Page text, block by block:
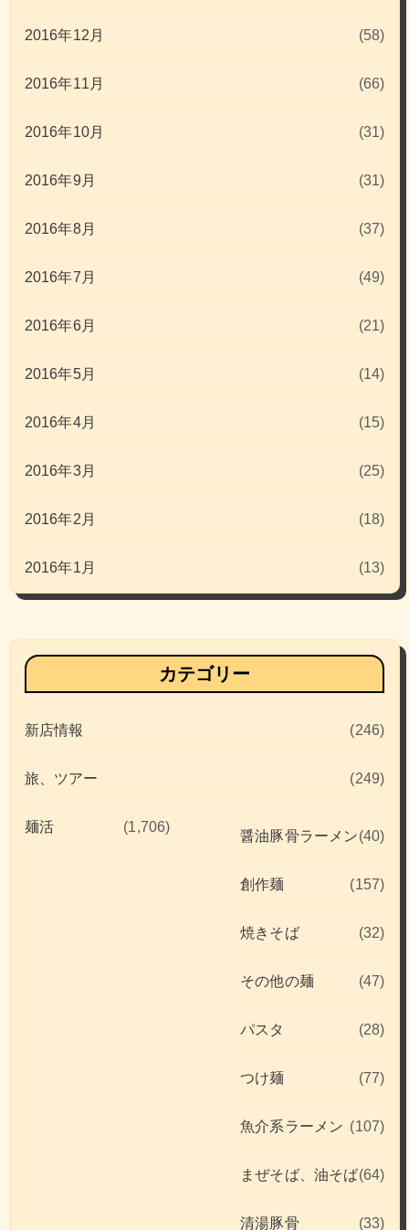
2016年12月 (58)
2016年11月 (66)
2016年10月 (31)
2016年9月 (31)
2016年8月 (37)
2016年7月 (49)
2016年6月 (21)
2016年5月 (14)
2016年4月 (15)
2016年3月 (25)
2016年2月 (18)
2016年1月 (13)
カテゴリー
新店情報 (246)
旅、ツアー (249)
麺活 (1,706)
醤油豚骨ラーメン(40)
創作麺 (157)
焼きそば (32)
その他の麺 (47)
パスタ (28)
つけ麺 (77)
魚介系ラーメン (107)
まぜそば、油そば(64)
清湯豚骨 (33)